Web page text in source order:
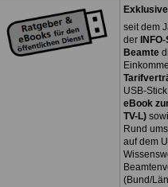
seit dem
der
Beamte
USB-
eBook
TV-L)
Rund
auf dem
(Bund/